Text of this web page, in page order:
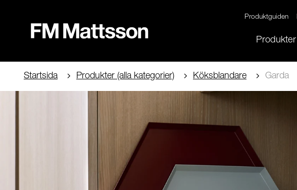
Produktguiden
Produkter
Startsida Produkter (alla kategorier) Köksblandare Garda